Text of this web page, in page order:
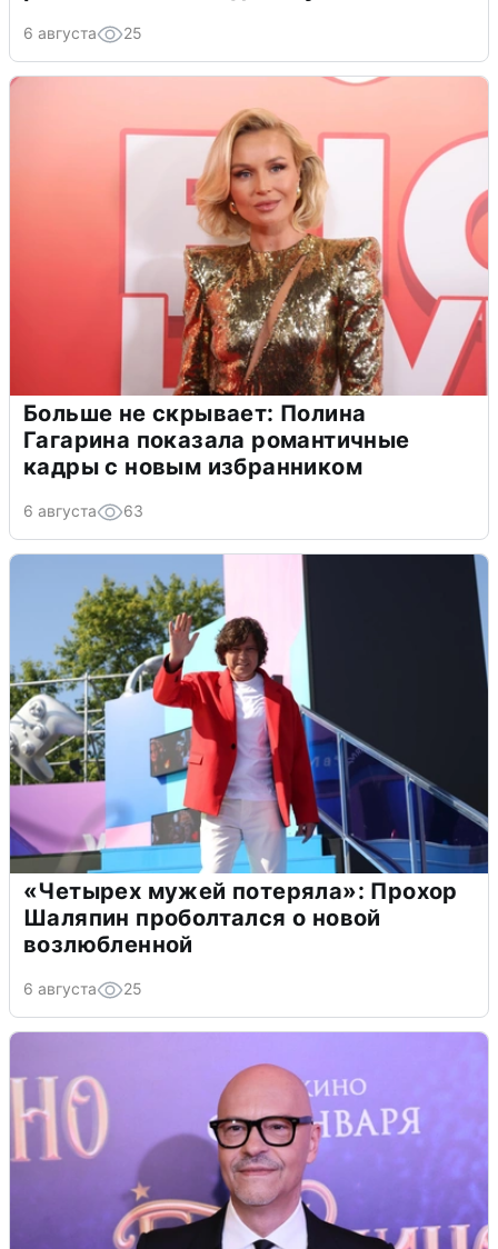
6 августа 25
Больше не скрывает: Полина
Гагарина показала романтичные
кадры с новым избранником
6 августа 63
«Четырех мужей потеряла»: Прохор
Шаляпин проболтался о новой
возлюбленной
6 августа 25